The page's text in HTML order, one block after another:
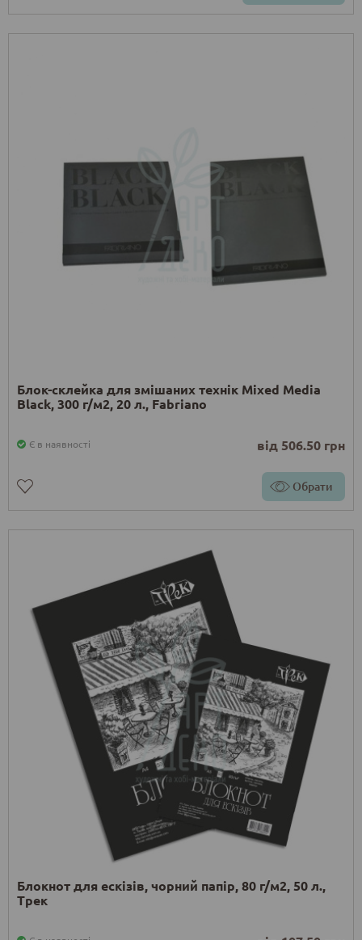
Блок-склейка для змішаних технік Mixed Media
Black, 300 г/м2, 20 л., Fabriano
Є в наявності від 506.50 грн
Обрати
Блокнот для ескізів, чорний папір, 80 г/м2, 50 л.,
Трек